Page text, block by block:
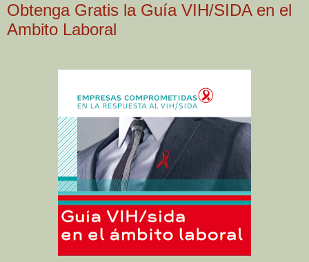
Obtenga Gratis la Guía VIH/SIDA en el
Ambito Laboral